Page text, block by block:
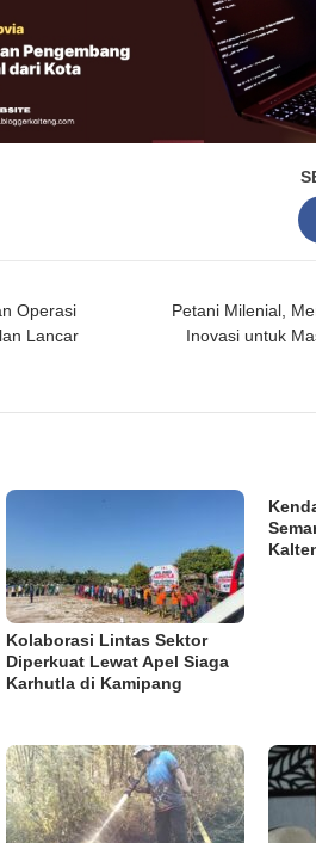
Operasi
Lancar
Petani Milenial,
Inovasi untuk
Kolaborasi Lintas Sektor
Diperkuat Lewat Apel Siaga
Karhutla di Kamipang